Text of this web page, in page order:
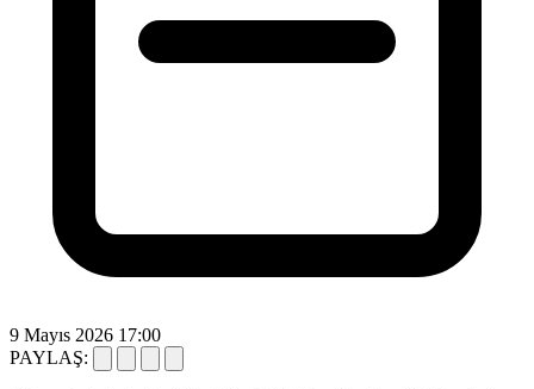
9 Mayıs 2026 17:00
PAYLAŞ: